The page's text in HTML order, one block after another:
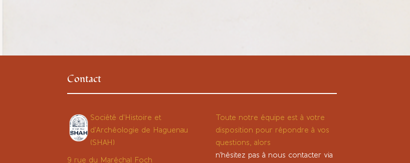
Contact
Société d'Histoire et
d'Archéologie de Haguenau
(SHAH)
9 rue du Maréchal Foch
Toute notre équipe est à votre
disposition pour répondre à vos
questions, alors
n'hésitez pas à nous contacter via